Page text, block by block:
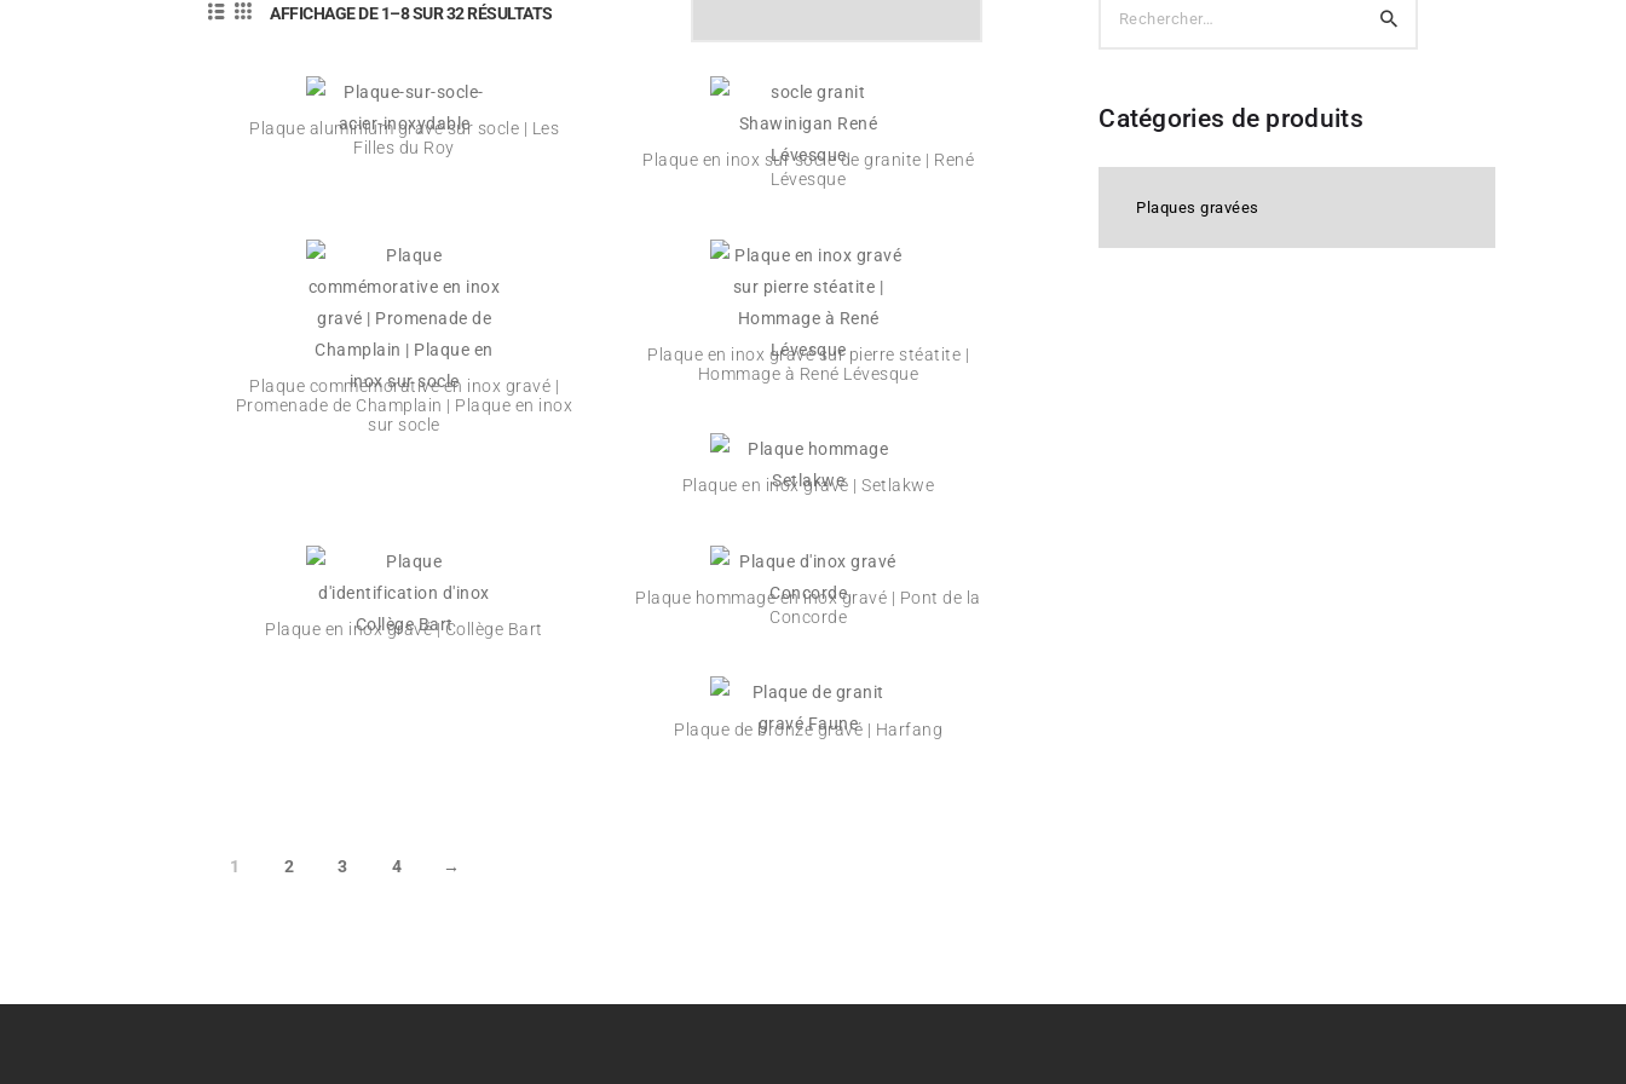
AFFICHAGE DE 1–8 SUR 32 RÉSULTATS
AU
Plaque aluminium gravé sur socle | Les
Filles du Roy
Plaque en inox sur socle de granite | René
Lévesque
Plaque commémorative en inox gravé |
Promenade de Champlain | Plaque en inox
sur socle
Plaque en inox gravé sur pierre stéatite |
Hommage à René Lévesque
Plaque en inox gravé | Setlakwe
Plaque en inox gravé | Collège Bart
Plaque hommage en inox gravé | Pont de la
Concorde
Plaque de bronze gravé | Harfang
1 2 3 4 →
Catégories de produits